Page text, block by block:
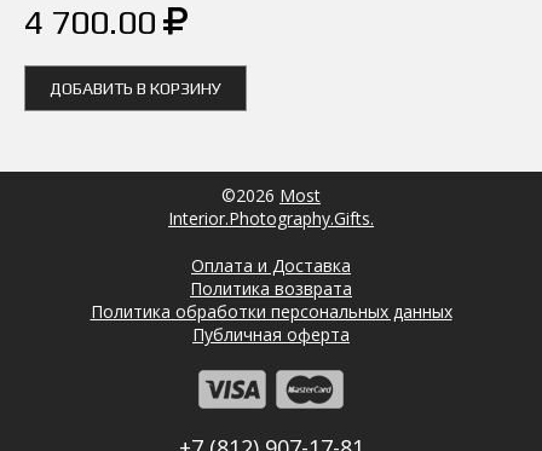
4 700.00
ДОБАВИТЬ В КОРЗИНУ
©2026 Most
Interior.Photography.Gifts.
Оплата и Доставка
Политика возврата
Политика обработки персональных данных
Публичная оферта